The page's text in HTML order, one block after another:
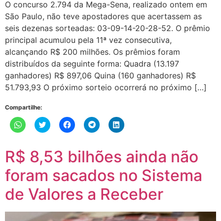
O concurso 2.794 da Mega-Sena, realizado ontem em
São Paulo, não teve apostadores que acertassem as
seis dezenas sorteadas: 03-09-14-20-28-52. O prêmio
principal acumulou pela 11ª vez consecutiva,
alcançando R$ 200 milhões. Os prêmios foram
distribuídos da seguinte forma: Quadra (13.197
ganhadores) R$ 897,06 Quina (160 ganhadores) R$
51.793,93 O próximo sorteio ocorrerá no próximo […]
Compartilhe:
Clique
para
WhatsApp(abre
em
nova
janela)
Clique
para
Twitter(abre
em
nova
Clique
para
Facebook(abre
em
nova
Clique
para
Telegram(abre
em
nova
Clique
para
LinkedIn(abre
em
nova
R$ 8,53 bilhões ainda não
foram sacados no Sistema
de Valores a Receber